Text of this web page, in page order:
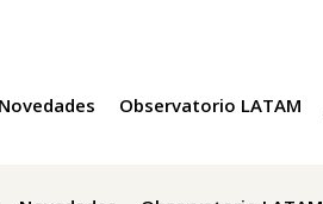
Novedades Observatorio LATAM